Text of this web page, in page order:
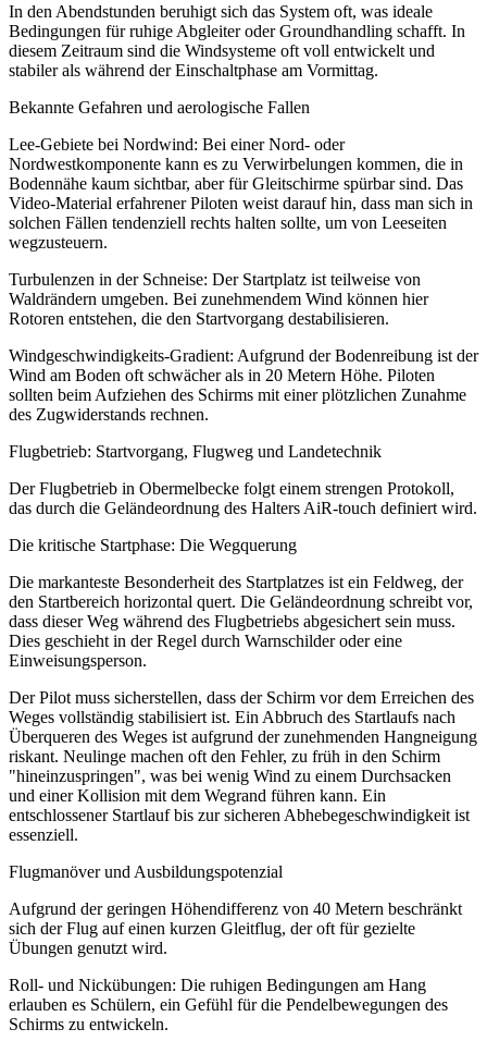
In den Abendstunden beruhigt sich das System oft, was ideale
Bedingungen für ruhige Abgleiter oder Groundhandling schafft. In
diesem Zeitraum sind die Windsysteme oft voll entwickelt und
stabiler als während der Einschaltphase am Vormittag.
Bekannte Gefahren und aerologische Fallen
Lee-Gebiete bei Nordwind: Bei einer Nord- oder
Nordwestkomponente kann es zu Verwirbelungen kommen, die in
Bodennähe kaum sichtbar, aber für Gleitschirme spürbar sind. Das
Video-Material erfahrener Piloten weist darauf hin, dass man sich in
solchen Fällen tendenziell rechts halten sollte, um von Leeseiten
wegzusteuern.
Turbulenzen in der Schneise: Der Startplatz ist teilweise von
Waldrändern umgeben. Bei zunehmendem Wind können hier
Rotoren entstehen, die den Startvorgang destabilisieren.
Windgeschwindigkeits-Gradient: Aufgrund der Bodenreibung ist der
Wind am Boden oft schwächer als in 20 Metern Höhe. Piloten
sollten beim Aufziehen des Schirms mit einer plötzlichen Zunahme
des Zugwiderstands rechnen.
Flugbetrieb: Startvorgang, Flugweg und Landetechnik
Der Flugbetrieb in Obermelbecke folgt einem strengen Protokoll,
das durch die Geländeordnung des Halters AiR-touch definiert wird.
Die kritische Startphase: Die Wegquerung
Die markanteste Besonderheit des Startplatzes ist ein Feldweg, der
den Startbereich horizontal quert. Die Geländeordnung schreibt vor,
dass dieser Weg während des Flugbetriebs abgesichert sein muss.
Dies geschieht in der Regel durch Warnschilder oder eine
Einweisungsperson.
Der Pilot muss sicherstellen, dass der Schirm vor dem Erreichen des
Weges vollständig stabilisiert ist. Ein Abbruch des Startlaufs nach
Überqueren des Weges ist aufgrund der zunehmenden Hangneigung
riskant. Neulinge machen oft den Fehler, zu früh in den Schirm
"hineinzuspringen", was bei wenig Wind zu einem Durchsacken
und einer Kollision mit dem Wegrand führen kann. Ein
entschlossener Startlauf bis zur sicheren Abhebegeschwindigkeit ist
essenziell.
Flugmanöver und Ausbildungspotenzial
Aufgrund der geringen Höhendifferenz von 40 Metern beschränkt
sich der Flug auf einen kurzen Gleitflug, der oft für gezielte
Übungen genutzt wird.
Roll- und Nickübungen: Die ruhigen Bedingungen am Hang
erlauben es Schülern, ein Gefühl für die Pendelbewegungen des
Schirms zu entwickeln.